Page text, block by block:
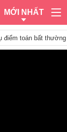
MỚI NHẤT
điểm toán bất